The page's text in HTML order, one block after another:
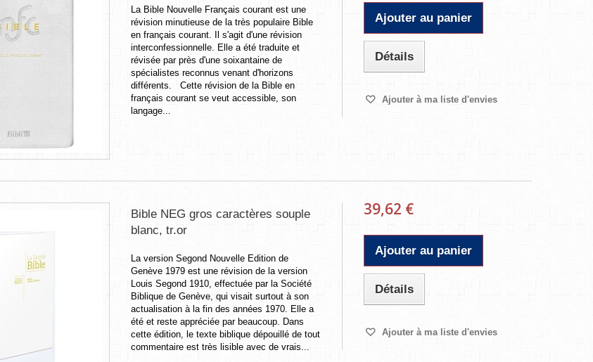
La Bible Nouvelle Français courant est une
révision minutieuse de la très populaire Bible
en français courant. Il s'agit d'une révision
interconfessionnelle. Elle a été traduite et
révisée par près d'une soixantaine de
spécialistes reconnus venant d'horizons
différents. Cette révision de la Bible en
français courant se veut accessible, son
langage...
Ajouter au panier
Détails
Ajouter à ma liste d'envies
Bible NEG gros caractères souple
blanc, tr.or
La version Segond Nouvelle Edition de
Genève 1979 est une révision de la version
Louis Segond 1910, effectuée par la Société
Biblique de Genève, qui visait surtout à son
actualisation à la fin des années 1970. Elle a
été et reste appréciée par beaucoup. Dans
cette édition, le texte biblique dépouillé de tout
commentaire est très lisible avec de vrais...
39,62 €
Ajouter au panier
Détails
Ajouter à ma liste d'envies